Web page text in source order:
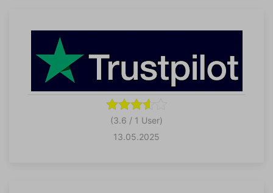
(3.6 / 1 User)
13.05.2025